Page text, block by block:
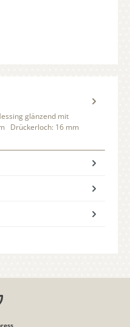
glänzend mit
Drückerloch: 16 mm